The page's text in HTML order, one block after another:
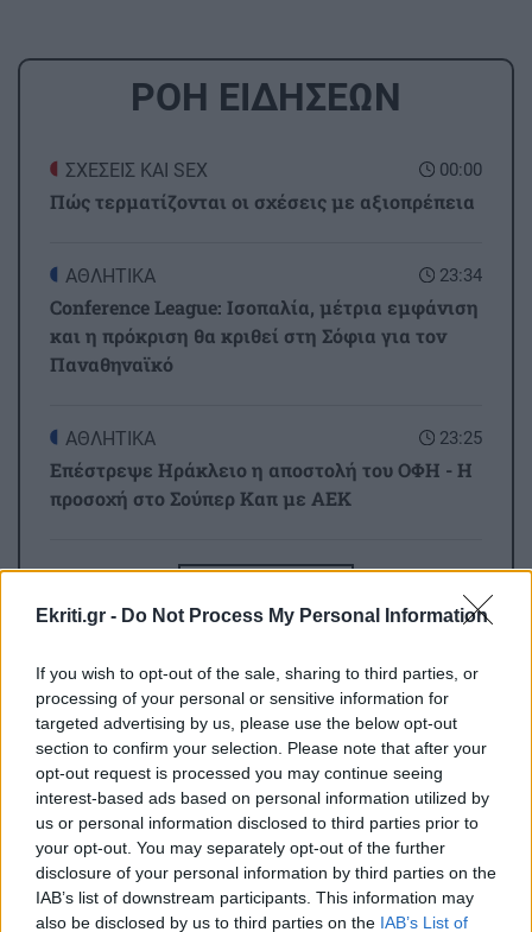
Ekriti.gr - Do Not Process My Personal Information
If you wish to opt-out of the sale, sharing to third parties, or
processing of your personal or sensitive information for
targeted advertising by us, please use the below opt-out
section to confirm your selection. Please note that after your
opt-out request is processed you may continue seeing
interest-based ads based on personal information utilized by
us or personal information disclosed to third parties prior to
your opt-out. You may separately opt-out of the further
disclosure of your personal information by third parties on the
IAB’s list of downstream participants. This information may
also be disclosed by us to third parties on the IAB’s List of
ΡΟΗ ΕΙΔΗΣΕΩΝ
00:00
ΣΧΕΣΕΙΣ ΚΑΙ SEX
Πώς τερματίζονται οι σχέσεις με αξιοπρέπεια
23:34
ΑΘΛΗΤΙΚΑ
Conference League: Ισοπαλία, μέτρια εμφάνιση
και η πρόκριση θα κριθεί στη Σόφια για τον
Παναθηναϊκό
23:25
ΑΘΛΗΤΙΚΑ
Επέστρεψε Ηράκλειο η αποστολή του ΟΦΗ - Η
προσοχή στο Σούπερ Καπ με ΑΕΚ
23:00
GOSSIP - LIFESTYLE
Μισέλ Φάιφερ: Στα 68 της αποκαλύπτει γιατί
δεν θέλει να πρωταγωνιστήσει ποτέ ξανά σε
22:57
ΑΥΤΟΔΙΟΙΚΗΣΗ
Συνάντηση του Περιφερειάρχη Κρήτης με τον
Πρύτανη του Πανεπιστημίου Κρήτης και τον
Πρόεδρο του ΙΤΕ
22:46
ΟΙΚΟΝΟΜΙΑ
ΠΕΡΙΣΣΟΤΕΡΑ